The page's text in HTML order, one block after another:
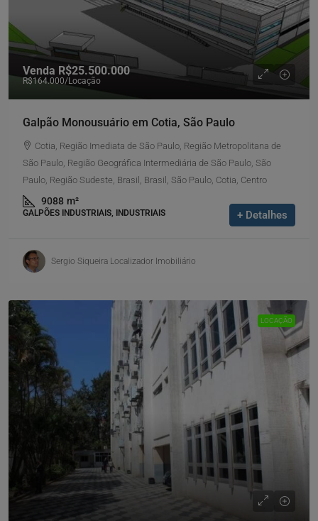
Venda R$25.500.000
R$164.000/Locação
Galpão Monousuário em Cotia, São Paulo
Cotia, Região Imediata de São Paulo, Região Metropolitana de
São Paulo, Região Geográfica Intermediária de São Paulo, São
Paulo, Região Sudeste, Brasil, Brasil, São Paulo, Cotia, Centro
9088 m²
GALPÕES INDUSTRIAIS, INDUSTRIAIS + Detalhes
Sergio Siqueira Localizador Imobiliário
LOCAÇÃO